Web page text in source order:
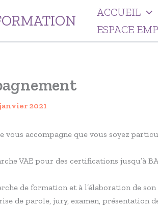
ACCUEIL
ESPACE
janvier 2021
accompagne que vous soyez
VAE pour des certifications jusqu’à
de formation et à l’élaboration de
de parole, jury, examen,